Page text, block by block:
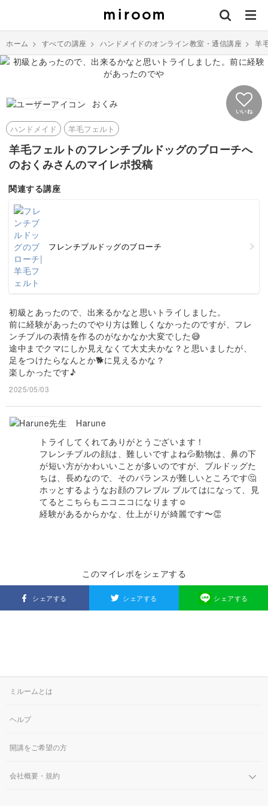
ホーム > すべての講座 > ハンドメイドのオンライン教室・通信講座 > 羊
おくみ
いいね
ハンドメイド 羊毛フェルト
羊毛フェルトのフレンチブルドッグのブローチへ
のおくみさんのマイレポ投稿
関連する講座
フレンチブルドッグのブローチ
初級とあったので、出来るかなと思いトライしました。
前に経験があったのでやり方は難しくなかったのですが、フレ
ンチブルの表情を作るのがなかなか大変でした😅
途中までクマにしか見えなくて大丈夫かな？と思いましたが、
足をつけたらなんとか🐕に見えるかな？
楽しかったです♪
2025/05/03
Harune
トライしてくれてありがとうございます！
フレンチブルの顔は、難しいですよね💦動物は、鼻の下
が短い方がかわいいことが多いのですが、ブルドッグた
ちは、長めなので、そのバランスが難しいところです🤔
ホッとするようなお顔のフレブル ブルてはになって、見
てるとこちらもニコニコになります☺️
経験があるからかな、仕上がりが綺麗です〜👏
このマイレポをシェアする
シェアする シェアする シェアする
ミルームとは
ヘルプ
開講をご希望の方
会社概要・規約